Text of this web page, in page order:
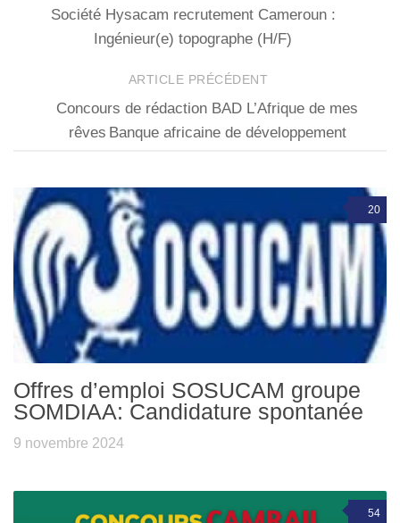
Société Hysacam recrutement Cameroun :
Ingénieur(e) topographe (H/F)
ARTICLE PRÉCÉDENT
Concours de rédaction BAD L’Afrique de mes
rêves Banque africaine de développement
20
Offres d’emploi SOSUCAM groupe
SOMDIAA: Candidature spontanée
9 novembre 2024
54